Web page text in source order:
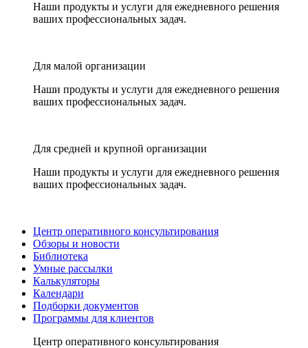
Наши продукты и услуги для ежедневного решения
ваших профессиональных задач.
Для малой организации
Наши продукты и услуги для ежедневного решения
ваших профессиональных задач.
Для средней и крупной организации
Наши продукты и услуги для ежедневного решения
ваших профессиональных задач.
Центр оперативного консультирования
Обзоры и новости
Библиотека
Умные рассылки
Калькуляторы
Календари
Подборки документов
Программы для клиентов
Центр оперативного консультирования